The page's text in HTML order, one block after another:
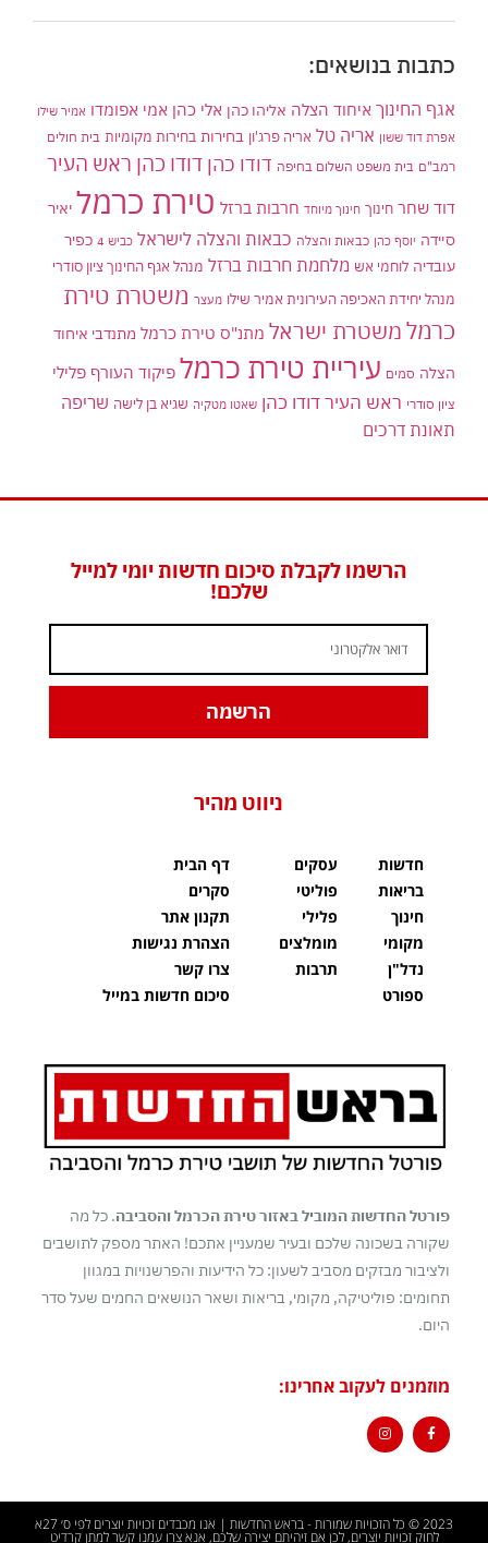
כתבות בנושאים:
אגף החינוך איחוד הצלה אליהו כהן אלי כהן אמי אפומדו אמיר שילו
אפרת דוד ששון אריה טל אריה פרג'ון בחירות בחירות מקומיות בית חולים
רמב"ם בית משפט השלום בחיפה דודו כהן דודו כהן ראש העיר
דוד שחר חינוך חינוך מיוחד חרבות ברזל טירת כרמל יאיר
סיידה יוסף כהן כבאות והצלה כבאות והצלה לישראל כביש 4
כפיר
עובדיה לוחמי אש מלחמת חרבות ברזל מנהל אגף החינוך ציון סודרי
מנהל יחידת האכיפה העירונית אמיר שילו מעצר משטרת טירת
כרמלמשטרת ישראל מתנ"ס טירת כרמל מתנדבי איחוד
הצלה סמים עיריית טירת כרמל פיקוד העורף פלילי
ציון סודרי ראש העיר דודו כהן שאטו מטקיה שגיא בן לישה שריפה
תאונת דרכים
הרשמו לקבלת סיכום חדשות יומי למייל
שלכם!
הרשמה
ניווט מהיר
חדשות
בריאות
חינוך
מקומי
נדל"ן
ספורט
עסקים
פוליטי
פלילי
מומלצים
תרבות
דף הבית
סקרים
תקנון אתר
הצהרת נגישות
צרו קשר
סיכום חדשות במייל
פורטל החדשות המוביל באזור טירת הכרמל והסביבה. כל מה
שקורה בשכונה שלכם ובעיר שמעניין אתכם! האתר מספק לתושבים
ולציבור מבזקים מסביב לשעון: כל הידיעות והפרשנויות במגוון
תחומים: פוליטיקה, מקומי, בריאות ושאר הנושאים החמים שעל סדר
היום.
מוזמנים לעקוב אחרינו:
2023 © כל הזכויות שמורות - בראש החדשות | אנו מכבדים זכויות יוצרים לפי ס׳ 27א
לחוק זכויות יוצרים, לכן אם זיהיתם יצירה שלכם, אנא צרו עמנו קשר למתן קרדיט